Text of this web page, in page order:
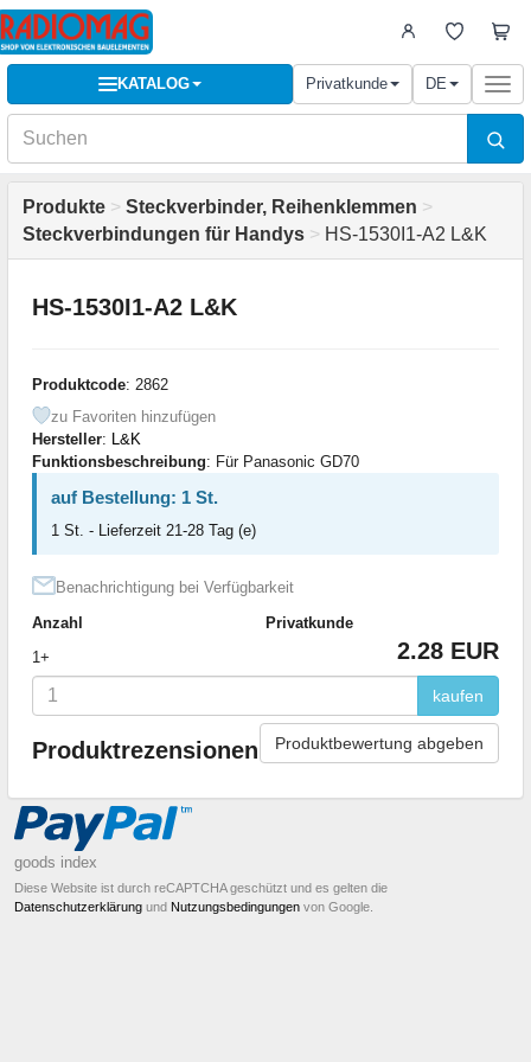
KATALOG Privatkunde DE
Produkte > Steckverbinder, Reihenklemmen >
Steckverbindungen für Handys > HS-1530I1-A2 L&K
HS-1530I1-A2 L&K
Produktcode: 2862
zu Favoriten hinzufügen
Hersteller: L&K
Funktionsbeschreibung: Für Panasonic GD70
auf Bestellung: 1 St.
1 St. - Lieferzeit 21-28 Tag (e)
Benachrichtigung bei Verfügbarkeit
Anzahl
Privatkunde
1+
2.28 EUR
kaufen
Produktrezensionen Produktbewertung abgeben
goods index
Diese Website ist durch reCAPTCHA geschützt und es gelten die
Datenschutzerklärung und Nutzungsbedingungen von Google.